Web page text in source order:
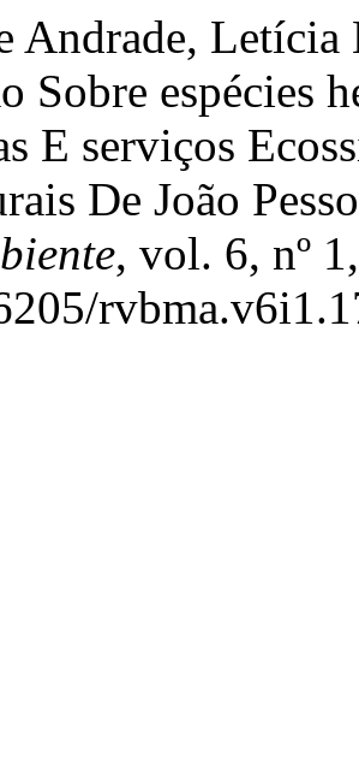
Andrade, Letícia
Sobre espécies
E serviços
De João
, vol. 6, nº